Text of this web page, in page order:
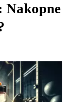
Nakopne